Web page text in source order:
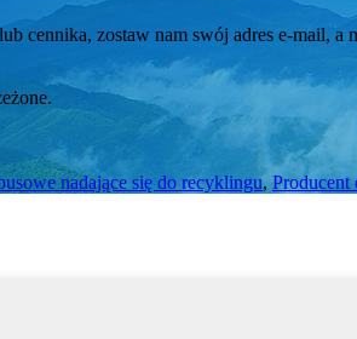
cennika, zostaw nam swój adres e-mail,
nadające się do recyklingu,Producent